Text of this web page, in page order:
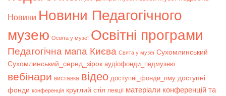
Новини Новини Педагогічного
музею Освіта у музеї Освітні програми
Педагогічна мапа Києва Свята у музеї Сухомлинський
Сухомлинський_серед_зірок аудіофонди_педмузею
вебінари виставка відео доступні_фонди_пму доступні
фонди конференція круглий стіл лекції матеріали конференцій та